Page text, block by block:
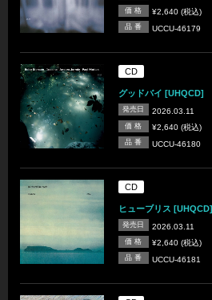
価 格 ¥2,640 (税込)
品 番 UCCU-46179
CD
グッドバイ [UHQCD]
発売日 2026.03.11
価 格 ¥2,640 (税込)
品 番 UCCU-46180
CD
ヒューブリス [UHQCD]
発売日 2026.03.11
価 格 ¥2,640 (税込)
品 番 UCCU-46181